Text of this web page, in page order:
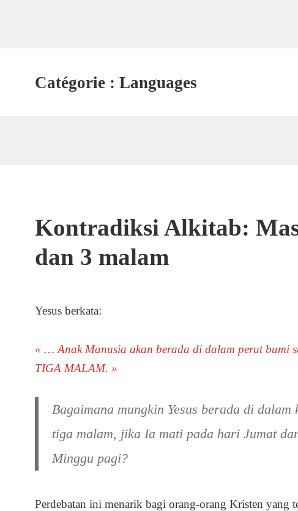
Catégorie :Languages
Kontradiksi Alkitab:
dan 3 malam
Yesus berkata:
« … Anak Manusia akan berada di dalam perut bumi
TIGA MALAM. »
Bagaimana mungkin Yesus berada di
tiga malam, jika Ia mati pada hari Jumat
Minggu pagi?
Perdebatan ini menarik bagi orang-orang Kristen yang